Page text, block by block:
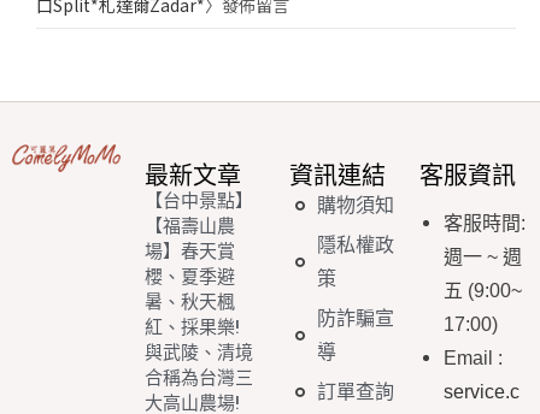
最新文章
【台中景點】
【福壽山農
場】春天賞
櫻、夏季避
暑、秋天楓
紅、採果樂!
與武陵、清境
合稱為台灣三
大高山農場!
資訊連結
購物須知
隱私權政
策
防詐騙宣
導
訂單查詢
客服資訊
客服時間:
週一 ~ 週
五 (9:00~
17:00)
Email :
service.c